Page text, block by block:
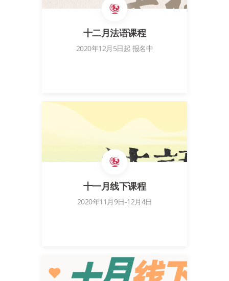
十二月法语课程
2020年12月5日起 报名中
十一月线下课程
2020年11月9日-12月4日